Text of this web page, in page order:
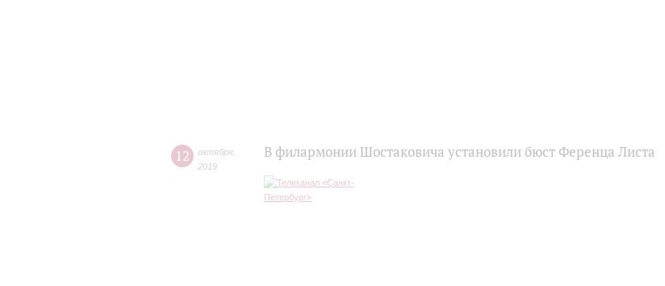
12 октября
2019
В филармонии Шостаковича установили бюст Ференца Листа